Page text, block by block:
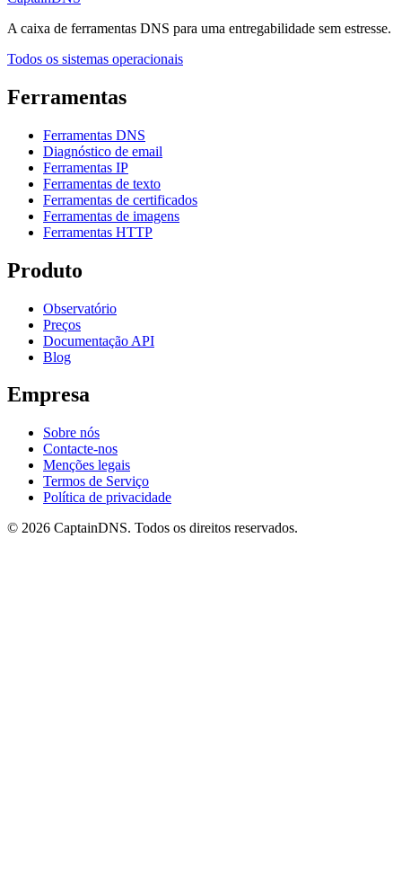
A caixa de ferramentas DNS para uma entregabilidade sem estresse.
Todos os sistemas operacionais
Ferramentas
Ferramentas DNS
Diagnóstico de email
Ferramentas IP
Ferramentas de texto
Ferramentas de certificados
Ferramentas de imagens
Ferramentas HTTP
Produto
Observatório
Preços
Documentação API
Blog
Empresa
Sobre nós
Contacte-nos
Menções legais
Termos de Serviço
Política de privacidade
© 2026 CaptainDNS. Todos os direitos reservados.